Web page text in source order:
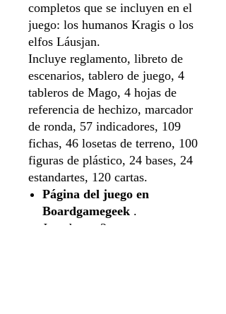
completos que se incluyen en el
juego: los humanos Kragis o los
elfos Láusjan.
Incluye reglamento, libreto de
escenarios, tablero de juego, 4
tableros de Mago, 4 hojas de
referencia de hechizo, marcador
de ronda, 57 indicadores, 109
fichas, 46 losetas de terreno, 100
figuras de plástico, 24 bases, 24
estandartes, 120 cartas.
Página del juego en
Boardgamegeek .
Jugadores: 2